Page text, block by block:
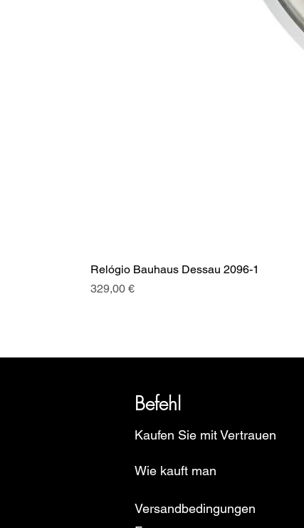
Relógio Bauhaus Dessau 2096-1
Preis
329,00 €
Befehl
Kaufen Sie mit Vertrauen
Wie kauft man
Versandbedingungen